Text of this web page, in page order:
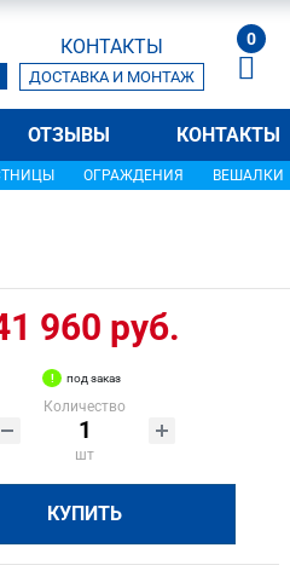
КОНТАКТЫ
ДОСТАВКА И МОНТАЖ
0
ОТЗЫВЫ КОНТАКТЫ
ОГРАЖДЕНИЯ ВЕШАЛКИ
960 руб.
под заказ
Количество
шт
КУПИТЬ